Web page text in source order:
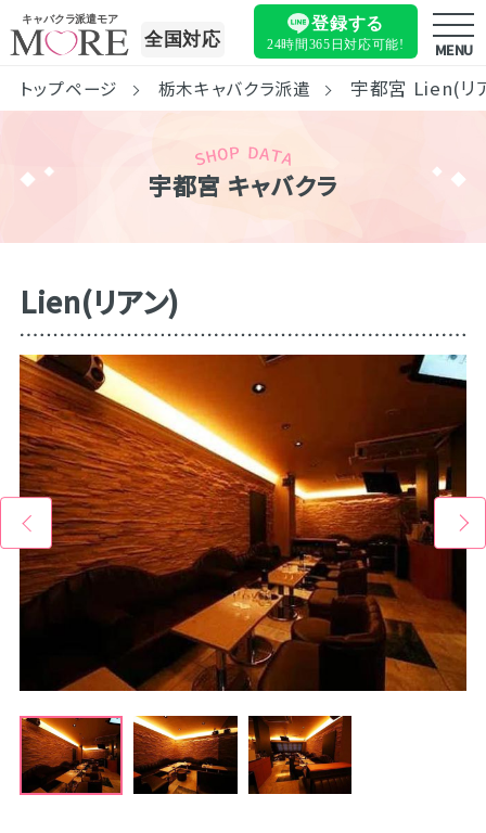
キャバクラ派遣モア
全国対応
登録する
24時間365日対応可能! MENU
トップページ 栃木キャバクラ派遣 宇都宮 Lien(リ
宇都宮 キャバクラ
Lien(リアン)